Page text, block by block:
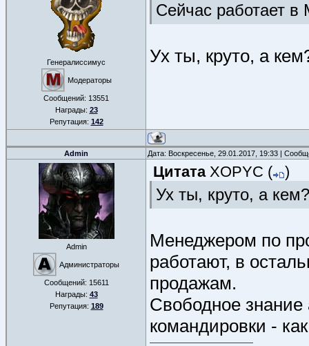
Генералиссимус
Модераторы
Сообщений: 13551
Награды: 23
Репутация: 142
Сейчас работает в
Ух ты, круто, а
Admin Дата: Воскресенье, 29.01.2017, 19:33 |
Admin
Администраторы
Сообщений: 15611
Награды: 43
Репутация: 189
Цитата XOPYC ( )
Ух ты, круто, а кем?
Менеджером по
работают, в
продажам.
Свободное знание
командировки -